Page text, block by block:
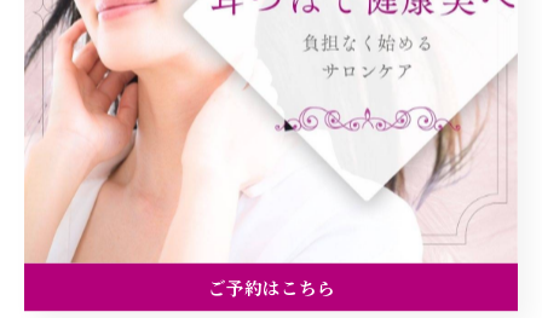
< 前のページ 一覧に戻る 次のページ >
関連タグ
#リバウンド
ご予約はこちら